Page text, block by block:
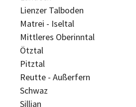
Lienzer Talboden
Matrei - Iseltal
Mittleres Oberinntal
Ötztal
Pitztal
Reutte - Außerfern
Schwaz
Sillian